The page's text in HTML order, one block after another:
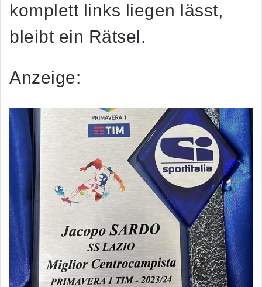
komplett links liegen lässt,
bleibt ein Rätsel.
Anzeige: